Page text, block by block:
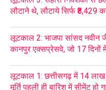
लौटाने थे, लौटाये सिर्फ ₹8,429
लूटकाल 2: भाजपा सांसद नवीन
कानपुर एक्सप्रेसवे, जो 17 दिनों
लूटकाल 1: छत्तीसगढ़ में 14 लाख
मूर्ति पहली ही बारिश में सीमेंट हो